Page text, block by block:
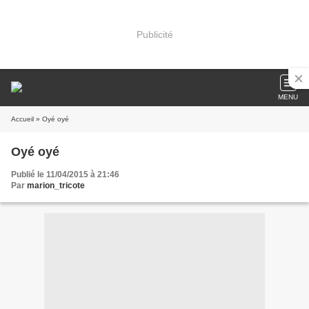
Publicité
MENU
Accueil » Oyé oyé
Oyé oyé
Publié le 11/04/2015 à 21:46
Par marion_tricote